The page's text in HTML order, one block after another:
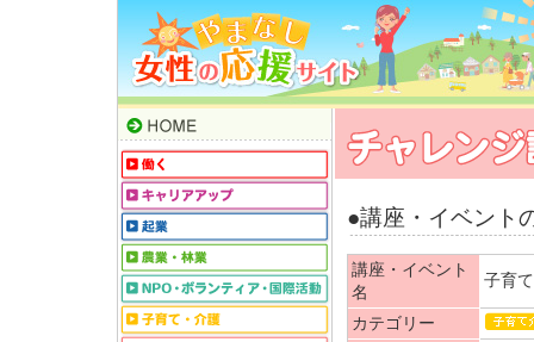
●講座・イベント
講座・イベント
名
子育
カテゴリー